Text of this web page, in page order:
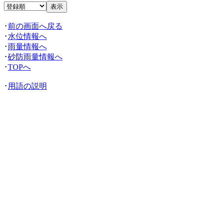
･前の画面へ戻る
･ 水位情報へ
･雨量情報へ
･砂防雨量情報へ
･TOPへ
･ 用語の説明